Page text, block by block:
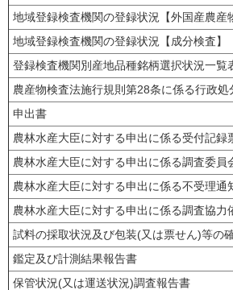
地域登録検査機関の登録状況【外国産農産
地域登録検査機関の登録状況【成分検査】
登録検査機関別産地品種銘柄選択状況一覧
農産物検査法施行規則第28条に係る行政処
申出書
農林水産大臣に対する申出に係る受付記録
農林水産大臣に対する申出に係る調査委員
農林水産大臣に対する申出に係る不受理通
農林水産大臣に対する申出に係る調査協力
試料の採取状況及び包装(又は票せん)等の
鑑定及び計測結果報告書
保管状況(又は運送状況)調査報告書